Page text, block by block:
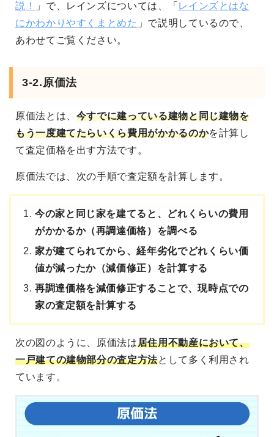
説！
」で、レインズについては、「 レインズとはな
にかわかりやすくまとめた 」で説明しているので、
あわせてご覧ください。
3-2.原価法
原価法とは、 今すでに建っている建物と同じ建物を
もう一度建てたらいくら費用がかかるのかを計算し
て査定価格を出す方法です。
原価法では、次の手順で査定額を計算します。
今の家と同じ家を建てると、どれくらいの費用
がかかるか（再調達価格）を調べる
家が建てられてから、経年劣化でどれくらい価
値が減ったか（減価修正）を計算する
再調達価格を減価修正することで、現時点での
家の査定額を計算する
次の図のように、原価法は居住用不動産において、
一戸建ての建物部分の査定方法として多く利用され
ています。